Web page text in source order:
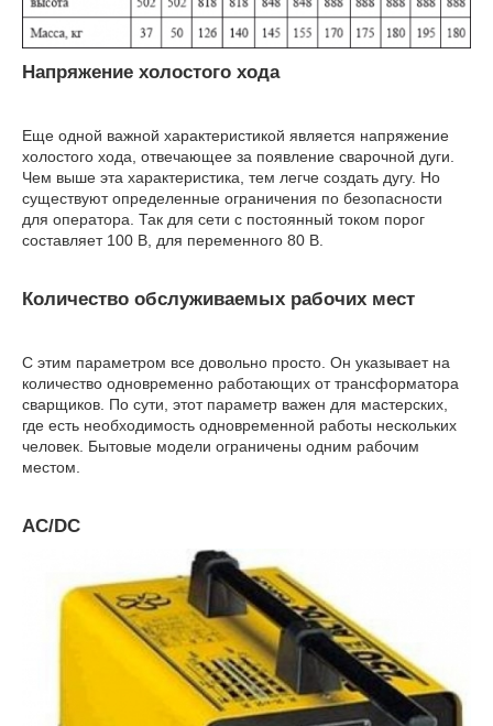
Напряжение холостого хода
Еще одной важной характеристикой является напряжение
холостого хода, отвечающее за появление сварочной дуги.
Чем выше эта характеристика, тем легче создать дугу. Но
существуют определенные ограничения по безопасности
для оператора. Так для сети с постоянный током порог
составляет 100 В, для переменного 80 В.
Количество обслуживаемых рабочих мест
С этим параметром все довольно просто. Он указывает на
количество одновременно работающих от трансформатора
сварщиков. По сути, этот параметр важен для мастерских,
где есть необходимость одновременной работы нескольких
человек. Бытовые модели ограничены одним рабочим
местом.
AC/DC